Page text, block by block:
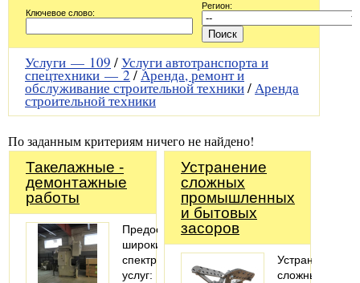
Ключевое слово:
Регион:
Услуги — 109 /Услуги автотранспорта и
спецтехники —2/Аренда, ремонт и
обслуживание строительной техники/Аренда
строительной техники
По заданным критериям ничего не найдено!
Такелажные -
демонтажные
работы
Предоставляем
широкий
спектр
услуг:
Устранение
сложных
промышленных
и бытовых
засоров
Устранение
сложных